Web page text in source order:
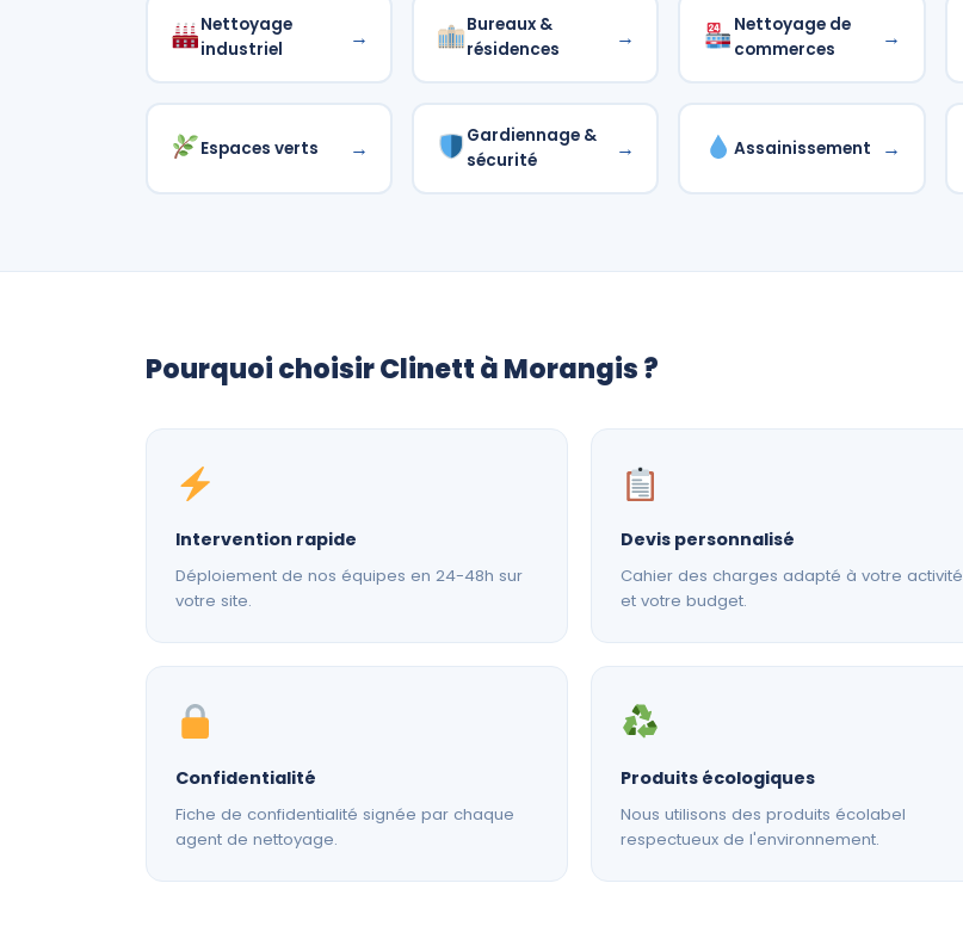
Nettoyage
industriel
→
Bureaux &
résidences
→
Nettoyage de
commerces
→
Espaces verts →
Gardiennage &
sécurité
→ Assainissement →
Pourquoi choisir Clinett à Morangis ?
Intervention rapide
Déploiement de nos équipes en 24-48h sur
votre site.
Devis personnalisé
Cahier des charges adapté à votre activité
et votre budget.
Confidentialité
Fiche de confidentialité signée par chaque
agent de nettoyage.
Produits écologiques
Nous utilisons des produits écolabel
respectueux de l'environnement.